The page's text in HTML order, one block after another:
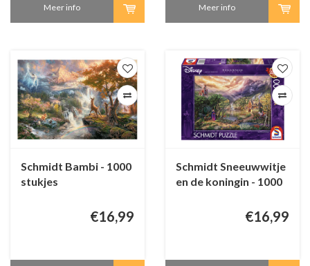
Meer info Meer info
Schmidt Bambi - 1000
stukjes
€16,99
Schmidt Sneeuwwitje
en de koningin - 1000
€16,99